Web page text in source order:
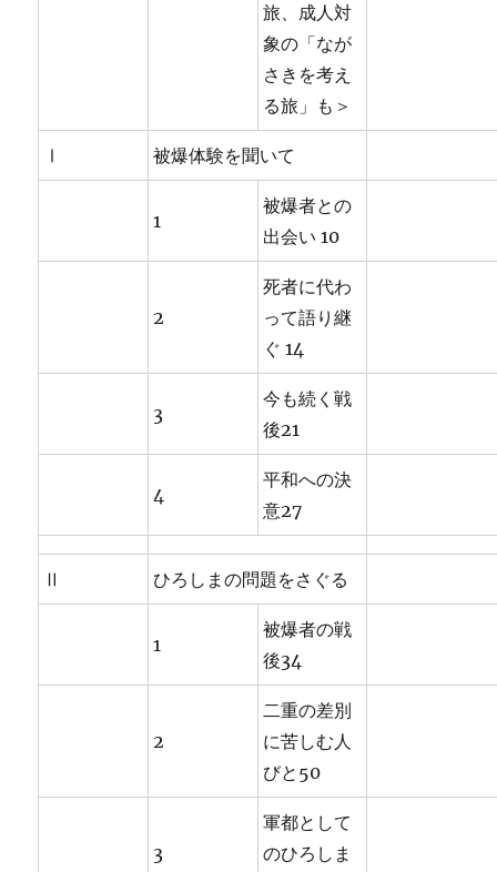
旅、成人対
象の「なが
さきを考え
る旅」も＞
Ⅰ 被爆体験を聞いて
1
被爆者との
出会い 10
2
死者に代わ
って語り継
ぐ 14
3
今も続く戦
後21
4
平和への決
意27
Ⅱ ひろしまの問題をさぐる
1
被爆者の戦
後34
2
二重の差別
に苦しむ人
びと50
3
軍都として
のひろしま